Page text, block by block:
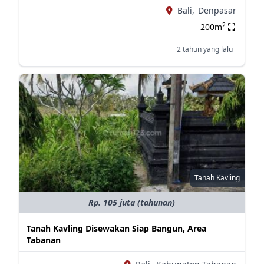
Bali, Denpasar
200m2
2 tahun yang lalu
Tanah Kavling
Rp. 105 juta (tahunan)
Tanah Kavling Disewakan Siap Bangun, Area
Tabanan